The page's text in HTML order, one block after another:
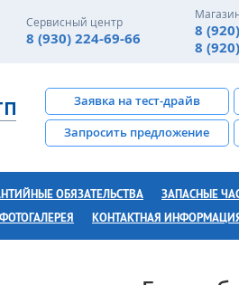
Сервисный центр
8 (930) 224-69-66
8
8
Заявка на тест-драйв
Запросить предложение
ОБЯЗАТЕЛЬСТВА
ЗАПАСНЫЕ
ФОТОГАЛЕРЕЯ КОНТАКТНАЯ